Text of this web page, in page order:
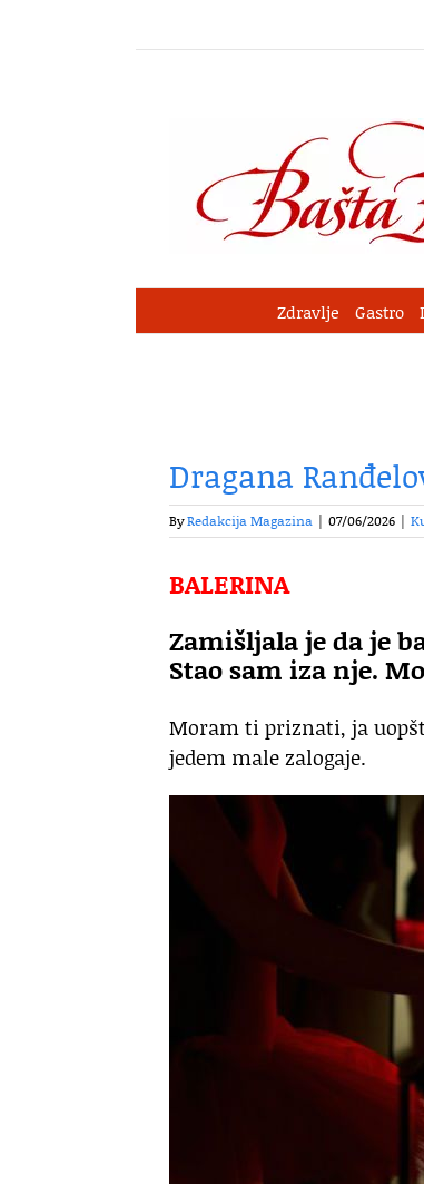
Zdravlje Gastro
Dragana
ByRedakcija Magazina | 07/06/2026 |
BALERINA
Zamišljala je da je
Stao sam iza nje.
Moram ti priznati, ja
jedem male zalogaje.